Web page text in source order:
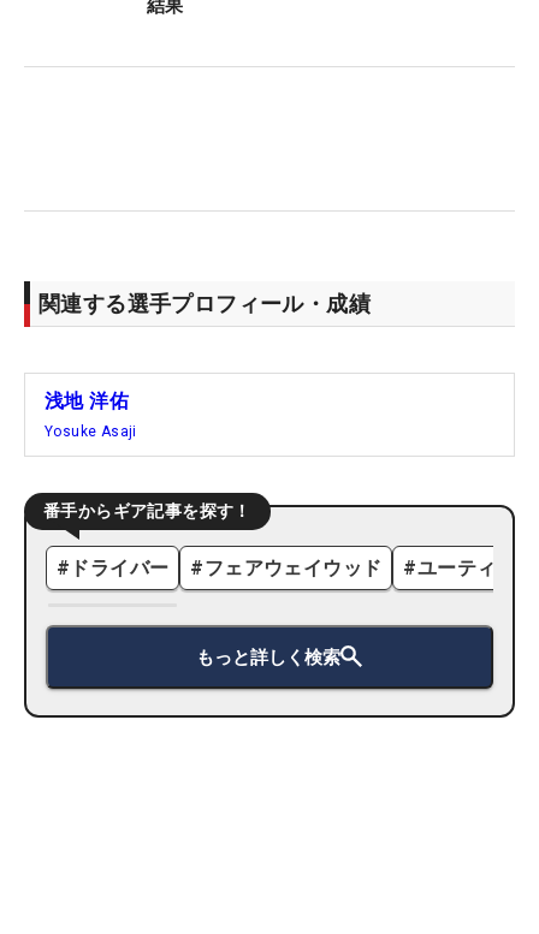
結果
関連する選手プロフィール・成績
浅地 洋佑
Yosuke Asaji
番手からギア記事を探す！
# ドライバー #フェアウェイウッド #ユーティリ
もっと詳しく検索